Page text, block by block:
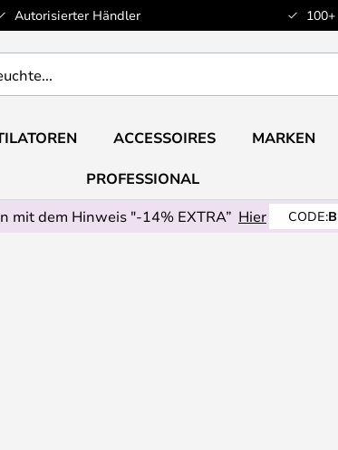
Autorisierter Händler
ACCESSOIRES MARKEN
PROFESSIONAL
mit dem Hinweis "-14% EXTRA” Hier CODE: